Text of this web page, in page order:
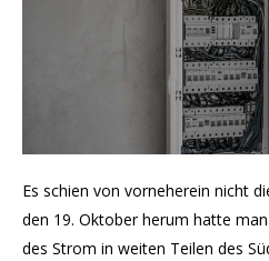
Es schien von vorneherein nicht
den 19. Oktober herum hatte
des Strom in weiten Teilen des